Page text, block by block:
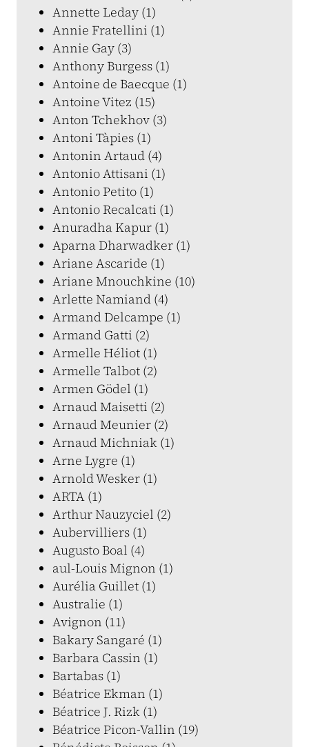
Annette Leday (1)
Annie Fratellini (1)
Annie Gay (3)
Anthony Burgess (1)
Antoine de Baecque (1)
Antoine Vitez (15)
Anton Tchekhov (3)
Antoni Tàpies (1)
Antonin Artaud (4)
Antonio Attisani (1)
Antonio Petito (1)
Antonio Recalcati (1)
Anuradha Kapur (1)
Aparna Dharwadker (1)
Ariane Ascaride (1)
Ariane Mnouchkine (10)
Arlette Namiand (4)
Armand Delcampe (1)
Armand Gatti (2)
Armelle Héliot (1)
Armelle Talbot (2)
Armen Gödel (1)
Arnaud Maisetti (2)
Arnaud Meunier (2)
Arnaud Michniak (1)
Arne Lygre (1)
Arnold Wesker (1)
ARTA (1)
Arthur Nauzyciel (2)
Aubervilliers (1)
Augusto Boal (4)
aul-Louis Mignon (1)
Aurélia Guillet (1)
Australie (1)
Avignon (11)
Bakary Sangaré (1)
Barbara Cassin (1)
Bartabas (1)
Béatrice Ekman (1)
Béatrice J. Rizk (1)
Béatrice Picon-Vallin (19)